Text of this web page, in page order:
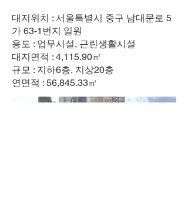
대지위치 : 서울특별시 중구 남대문로 5
가 63-1번지 일원
용도 : 업무시설, 근린생활시설
대지면적 : 4,115.90㎡
규모 : 지하6층, 지상20층
연면적 : 56,845.33㎡